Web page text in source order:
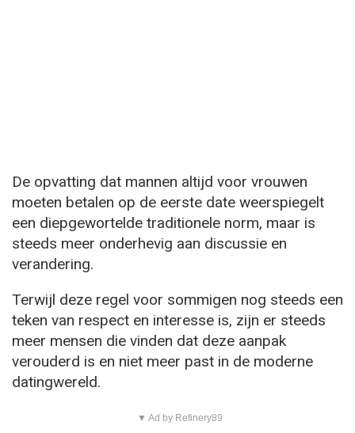
De opvatting dat mannen altijd voor vrouwen
moeten betalen op de eerste date weerspiegelt
een diepgewortelde traditionele norm, maar is
steeds meer onderhevig aan discussie en
verandering.
Terwijl deze regel voor sommigen nog steeds een
teken van respect en interesse is, zijn er steeds
meer mensen die vinden dat deze aanpak
verouderd is en niet meer past in de moderne
datingwereld.
▼ Ad by Refinery89